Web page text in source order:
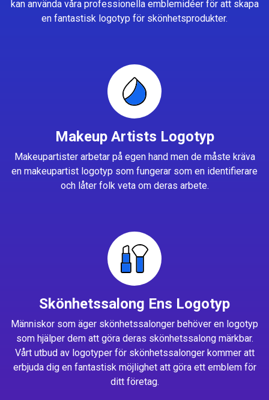
kan använda våra professionella emblemidéer för att skapa
en fantastisk logotyp för skönhetsprodukter.
Makeup Artists Logotyp
Makeupartister arbetar på egen hand men de måste kräva
en makeupartist logotyp som fungerar som en identifierare
och låter folk veta om deras arbete.
Skönhetssalong Ens Logotyp
Människor som äger skönhetssalonger behöver en logotyp
som hjälper dem att göra deras skönhetssalong märkbar.
Vårt utbud av logotyper för skönhetssalonger kommer att
erbjuda dig en fantastisk möjlighet att göra ett emblem för
ditt företag.